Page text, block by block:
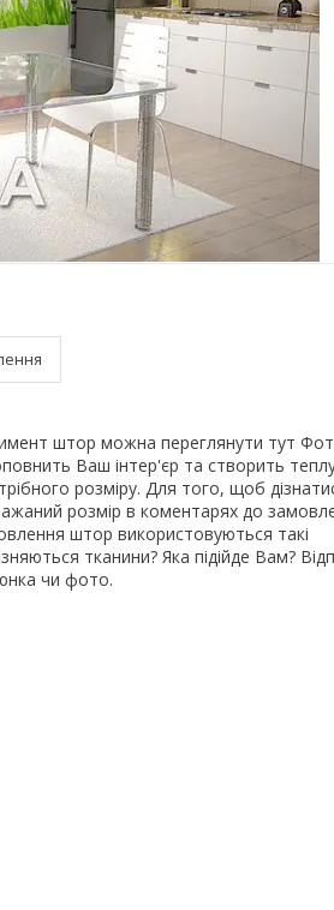
штор можна переглянути тут
Ваш інтер'єр та створить
розміру. Для того, щоб
розмір в коментарях до
штор використовуються такі
тканини? Яка підійде Вам?
чи фото.